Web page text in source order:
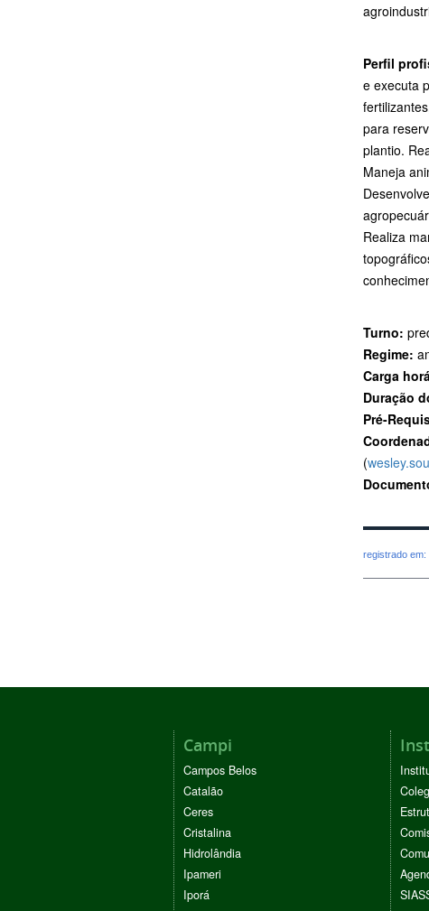
Perfil
e executa
para
plantio.
Maneja
Realiza
Turno:
Regime:
Carga
Duração
Pré-
(
registrado em:
Campi
Campos Belos
Catalão
Ceres
Cristalina
Hidrolândia
Ipameri
Iporá